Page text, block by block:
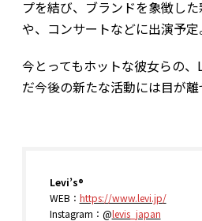
プを結び、ブランドを象徴し
や、コンサートなどに出演予定
今とってもホットな彼女らの、
だ今後の新たな活動には目が離
Levi’s®
WEB： https://www.levi.jp/
Instagram：@levis_japan